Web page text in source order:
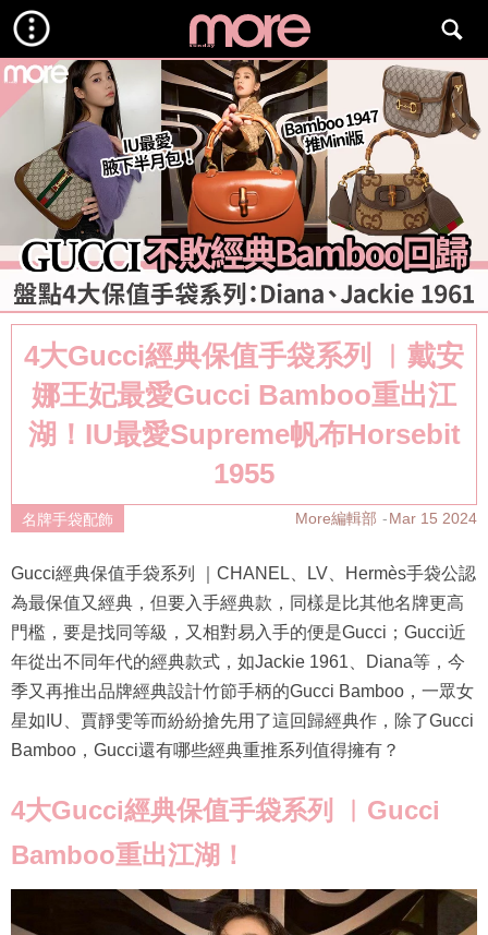
4大Gucci經典保值手袋系列 ︳戴安
娜王妃最愛Gucci Bamboo重出江
湖！IU最愛Supreme帆布Horsebit
1955
名牌手袋配飾 More編輯部 Mar 15 2024
Gucci經典保值手袋系列 ｜CHANEL、LV、Hermès手袋公認
為最保值又經典，但要入手經典款，同樣是比其他名牌更高
門檻，要是找同等級，又相對易入手的便是Gucci；Gucci近
年從出不同年代的經典款式，如Jackie 1961、Diana等，今
季又再推出品牌經典設計竹節手柄的Gucci Bamboo，一眾女
星如IU、賈靜雯等而紛紛搶先用了這回歸經典作，除了Gucci
Bamboo，Gucci還有哪些經典重推系列值得擁有？
4大Gucci經典保值手袋系列 ︳Gucci
Bamboo重出江湖！